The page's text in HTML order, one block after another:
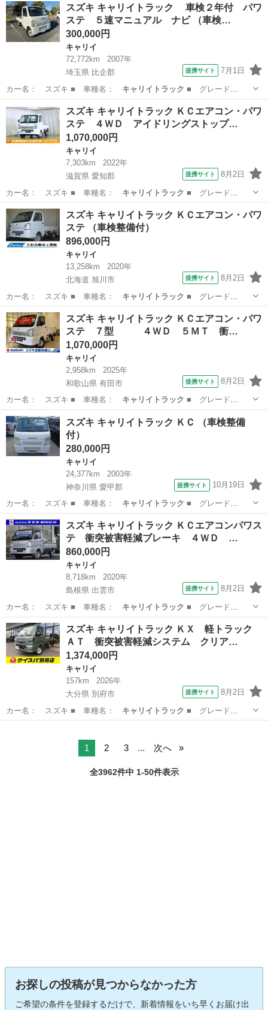
スズキ キャリイトラック 車検２年付 パワ
ステ ５速マニュアル ナビ （車検…
300,000円
キャリイ
72,772km
2007年
埼玉県 比企郡
提携サイト 7月1日
カー名： スズキ ■ 車種名： キャリイトラック ■ グレード
名： 車検２年付…
埼玉 比企郡 キャリイ
スズキ キャリイトラック ＫＣエアコン・パワ
ステ ４ＷＤ アイドリングストップ…
1,070,000円
キャリイ
7,303km
2022年
滋賀県 愛知郡
提携サイト 8月2日
カー名： スズキ ■ 車種名： キャリイトラック ■ グレード
名： ＫＣエアコン…
滋賀 愛知郡 キャリイ
スズキ キャリイトラック ＫＣエアコン・パワ
ステ （車検整備付）
896,000円
キャリイ
13,258km
2020年
北海道 旭川市
提携サイト 8月2日
カー名： スズキ ■ 車種名： キャリイトラック ■ グレード
名： ＫＣエアコン…
北海道 旭川市 キャリイ
スズキ キャリイトラック ＫＣエアコン・パワ
ステ ７型 ４ＷＤ ５ＭＴ 衝…
1,070,000円
キャリイ
2,958km
2025年
和歌山県 有田市
提携サイト 8月2日
カー名： スズキ ■ 車種名： キャリイトラック ■ グレード
名： ＫＣエアコン…
和歌山 有田市 キャリイ
スズキ キャリイトラック ＫＣ （車検整備
付）
280,000円
キャリイ
24,377km
2003年
神奈川県 愛甲郡
提携サイト 10月19日
カー名： スズキ ■ 車種名： キャリイトラック ■ グレード
名： ＫＣ ■ 排…
神奈川 愛甲郡 キャリイ
スズキ キャリイトラック ＫＣエアコンパワス
テ 衝突被害軽減ブレーキ ４ＷＤ …
860,000円
キャリイ
8,718km
2020年
島根県 出雲市
提携サイト 8月2日
カー名： スズキ ■ 車種名： キャリイトラック ■ グレード
名： ＫＣエアコン…
島根 出雲市 キャリイ
スズキ キャリイトラック ＫＸ 軽トラック
ＡＴ 衝突被害軽減システム クリア…
1,374,000円
キャリイ
157km
2026年
大分県 別府市
提携サイト 8月2日
カー名： スズキ ■ 車種名： キャリイトラック ■ グレード
名： ＫＸ 軽トラ…
1 2 3 ... 次へ
全3962件中 1-50件表示
お探しの投稿が見つからなかった方
ご希望の条件を登録するだけで、新着情報をいち早くお届け出